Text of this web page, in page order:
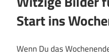
Start ins
Wenn Du das